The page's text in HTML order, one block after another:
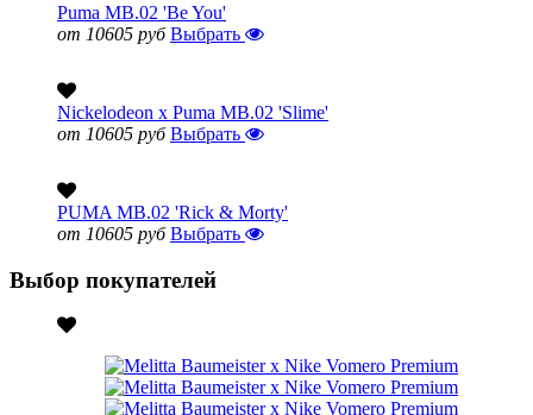
Puma MB.02 'Be You'
от 10605 руб Выбрать
Nickelodeon x Puma MB.02 'Slime'
от 10605 руб Выбрать
PUMA MB.02 'Rick & Morty'
от 10605 руб Выбрать
Выбор покупателей